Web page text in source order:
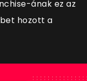
ának ez az
hozott a